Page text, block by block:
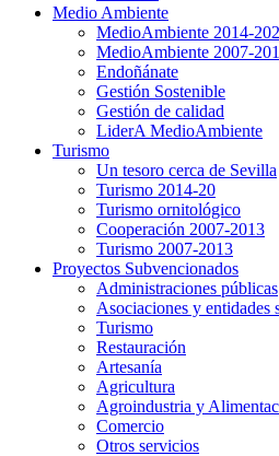
Medio Ambiente
MedioAmbiente 2014-
MedioAmbiente 2007-
Endoñánate
Gestión Sostenible
Gestión de calidad
LiderA MedioAmbiente
Turismo
Un tesoro cerca de Sevilla
Turismo 2014-20
Turismo ornitológico
Cooperación 2007-2013
Turismo 2007-2013
Proyectos Subvencionados
Administraciones públicas
Asociaciones y entidades
Turismo
Restauración
Artesanía
Agricultura
Agroindustria y
Comercio
Otros servicios